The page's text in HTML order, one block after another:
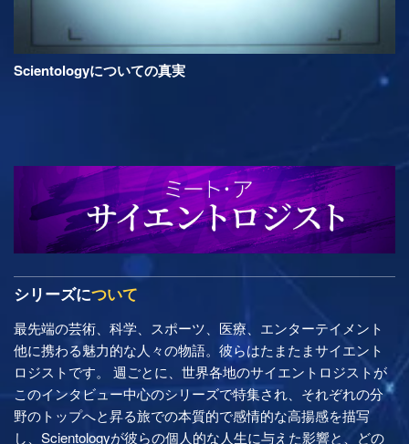
Scientologyについての真実
シリーズについて
最先端の芸術、科学、スポーツ、医療、エンターテイメント
他に携わる魅力的な人々の物語。彼らはたまたまサイエント
ロジストです。 週ごとに、世界各地のサイエントロジストが
このインタビュー中心のシリーズで特集され、それぞれの分
野のトップへと昇る旅での本質的で感情的な高揚感を描写
し、Scientologyが彼らの個人的な人生に与えた影響と、どの